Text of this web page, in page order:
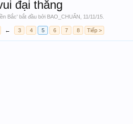
đại thắng
Bắc' bắt đầu bởi BAO_CHUẨN 11/11/15
← 3 4 5 6 7 8 Tiếp >